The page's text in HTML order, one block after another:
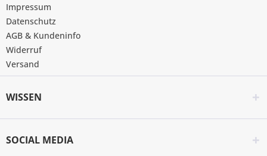
Impressum
Datenschutz
AGB & Kundeninfo
Widerruf
Versand
WISSEN
SOCIAL MEDIA